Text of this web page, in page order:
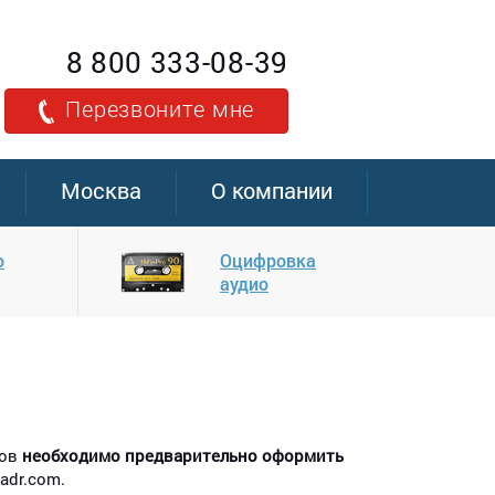
8 800 333-08-39
Перезвоните мне
Москва О компании
Оцифровка
аудио
необходимо предварительно оформить